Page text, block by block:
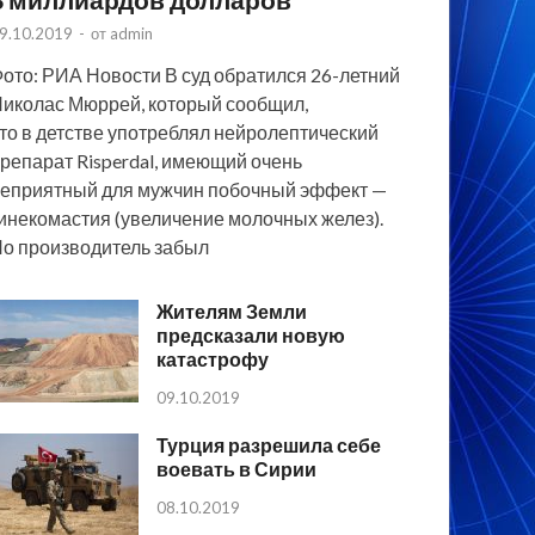
- от admin
РИА Новости В суд обратился 26-летний
Мюррей, который сообщил,
в детстве употреблял нейролептический
Risperdal, имеющий очень
для мужчин побочный эффект —
(увеличение молочных желез).
производитель забыл
Жителям Земли
предсказали новую
катастрофу
09.10.2019
Турция разрешила себе
воевать в Сирии
08.10.2019